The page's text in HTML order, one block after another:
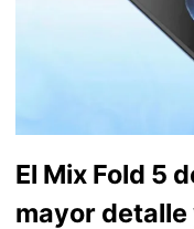
El Mix Fold 5
mayor